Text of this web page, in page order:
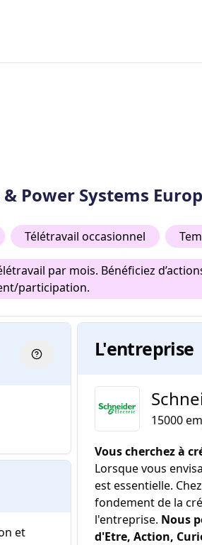
Power Systems
Télétravail occasionnel
par mois. Bénéficiez
participation.
et
L'entreprise
15000
Vous cherchez à
Lorsque vous
est essentielle.
fondement de la
l'entreprise. Nous
d'Etre, Action,